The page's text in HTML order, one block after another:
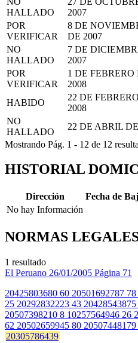
HALLADO
2007
POR
VERIFICAR
8 DE
DE 2007
NO
HALLADO
7 DE
2007
POR
VERIFICAR
1 DE FEBRERO
2008
HABIDO
22 DE
2008
NO
HALLADO
22 DE ABRIL
Mostrando Pág. 1 - 12 de 12
HISTORIAL
Dirección
Fecha de
No hay Información
NORMAS
1 resultado
El Peruano 26/01/2005 Página 71
20425803680 60 20501692787
25 20292832223 43
20507398210 8 10257564946 26
62 20502659945 80
20305786439